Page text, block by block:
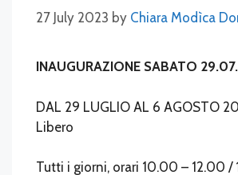
27 July 2023 by Chiara Modìca
INAUGURAZIONE SABATO
DAL 29 LUGLIO AL 6 AGOSTO
Libero
Tutti i giorni, orari 10.00 – 12.00 /